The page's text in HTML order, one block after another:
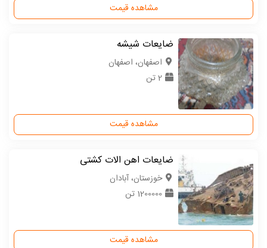
مشاهده قیمت
ضایعات شیشه
اصفهان، اصفهان
2 تن
مشاهده قیمت
ضایعات اهن الات کشتی
خوزستان، آبادان
1200000 تن
مشاهده قیمت